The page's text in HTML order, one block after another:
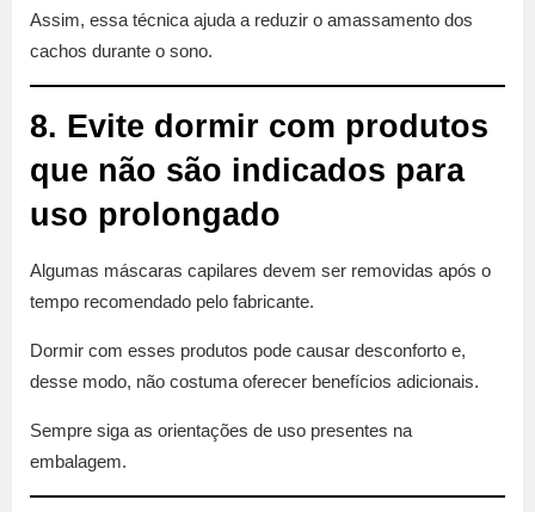
Assim, essa técnica ajuda a reduzir o amassamento dos
cachos durante o sono.
8. Evite dormir com produtos
que não são indicados para
uso prolongado
Algumas máscaras capilares devem ser removidas após o
tempo recomendado pelo fabricante.
Dormir com esses produtos pode causar desconforto e,
desse modo, não costuma oferecer benefícios adicionais.
Sempre siga as orientações de uso presentes na
embalagem.